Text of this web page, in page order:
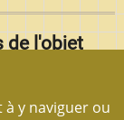
de l'objet
pages de
à y naviguer ou